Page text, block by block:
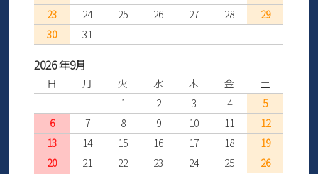
23
24 25 26 27 28
29
30
31
2026 年9月
日 月 火 水 木 金
土
1
2 3 4
5
6
7 8 9 10 11
12
13
14 15 16 17 18
19
20
21 22 23 24 25
26